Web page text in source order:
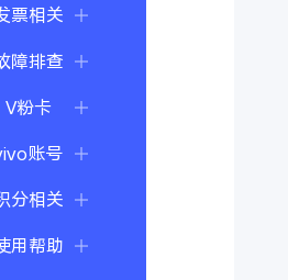
票相关
障排查
V粉卡
账号
分相关
用帮助